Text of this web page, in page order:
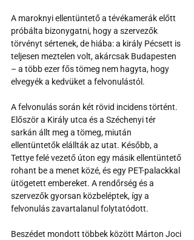
A maroknyi ellentüntető a tévékamerák előtt
próbálta bizonygatni, hogy a szervezők
törvényt sértenek, de hiába: a király Pécsett is
teljesen meztelen volt, akárcsak Budapesten
– a több ezer fős tömeg nem hagyta, hogy
elvegyék a kedvüket a felvonulástól.
A felvonulás során két rövid incidens történt.
Először a Király utca és a Széchenyi tér
sarkán állt meg a tömeg, miután
ellentüntetők elállták az utat. Később, a
Tettye felé vezető úton egy másik ellentüntető
rohant be a menet közé, és egy PET-palackkal
ütögetett embereket. A rendőrség és a
szervezők gyorsan közbeléptek, így a
felvonulás zavartalanul folytatódott.
Beszédet mondott többek között Márton Joci